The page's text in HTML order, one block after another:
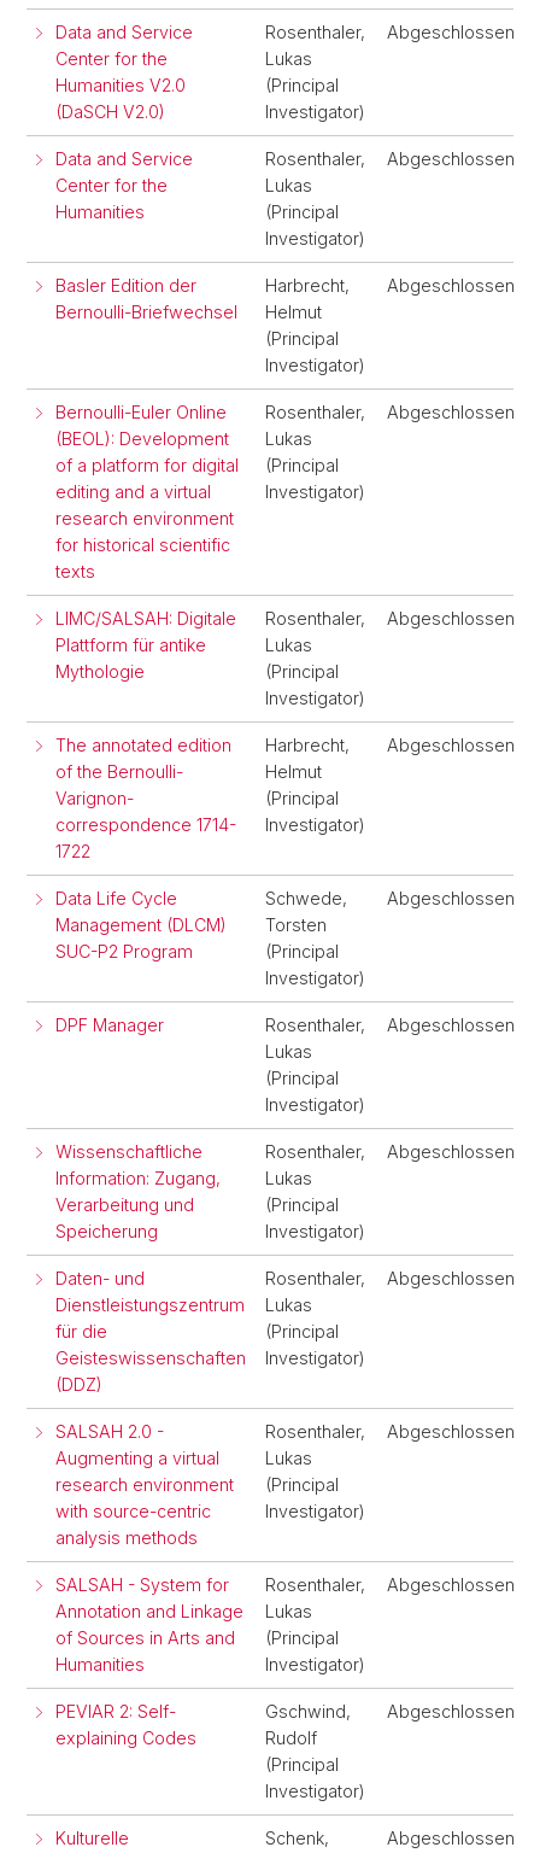
Data and Service
Center for the
Humanities V2.0
(DaSCH V2.0)
Rosenthaler,
Lukas
(Principal
Investigator)
Abgeschlossen
Data and Service
Center for the
Humanities
Rosenthaler,
Lukas
(Principal
Investigator)
Abgeschlossen
Basler Edition der
Bernoulli-Briefwechsel
Harbrecht,
Helmut
(Principal
Investigator)
Abgeschlossen
Bernoulli-Euler Online
(BEOL): Development
of a platform for digital
editing and a virtual
research environment
for historical scientific
texts
Rosenthaler,
Lukas
(Principal
Investigator)
Abgeschlossen
LIMC/SALSAH: Digitale
Plattform für antike
Mythologie
Rosenthaler,
Lukas
(Principal
Investigator)
Abgeschlossen
The annotated edition
of the Bernoulli-
Varignon-
correspondence 1714-
1722
Harbrecht,
Helmut
(Principal
Investigator)
Abgeschlossen
Data Life Cycle
Management (DLCM)
SUC-P2 Program
Schwede,
Torsten
(Principal
Investigator)
Abgeschlossen
DPF Manager
Rosenthaler,
Lukas
(Principal
Investigator)
Abgeschlossen
Wissenschaftliche
Information: Zugang,
Verarbeitung und
Speicherung
Rosenthaler,
Lukas
(Principal
Investigator)
Abgeschlossen
Daten- und
Dienstleistungszentrum
für die
Geisteswissenschaften
(DDZ)
Rosenthaler,
Lukas
(Principal
Investigator)
Abgeschlossen
SALSAH 2.0 -
Augmenting a virtual
research environment
with source-centric
analysis methods
Rosenthaler,
Lukas
(Principal
Investigator)
Abgeschlossen
SALSAH - System for
Annotation and Linkage
of Sources in Arts and
Humanities
Rosenthaler,
Lukas
(Principal
Investigator)
Abgeschlossen
PEVIAR 2: Self-
explaining Codes
Gschwind,
Rudolf
(Principal
Investigator)
Abgeschlossen
Kulturelle
Schenk,
Abgeschlossen